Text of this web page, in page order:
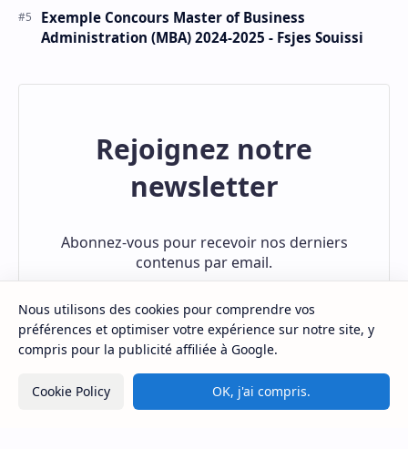
et Management des Organisations (MSMO) 2024-
2025 - Fsjes Souissi
Rejoignez notre
newsletter
Abonnez-vous pour recevoir nos derniers
contenus par email.
Nous utilisons des cookies pour comprendre vos
préférences et optimiser votre expérience sur notre site, y
compris pour la publicité affiliée à Google.
Cookie Policy OK, j'ai compris.